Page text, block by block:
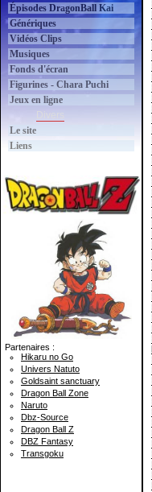
Épisodes DragonBall Kai
Génériques
Vidéos Clips
Musiques
Fonds d'écran
Figurines - Chara Puchi
Jeux en ligne
Le site
Liens
Partenaires :
Hikaru no Go
Univers Natuto
Goldsaint sanctuary
Dragon Ball Zone
Naruto
Dbz-Source
Dragon Ball Z
DBZ Fantasy
Transgoku